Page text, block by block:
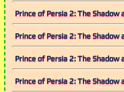
Prince of Persia 2: The Shadow
Prince of Persia 2: The Shadow